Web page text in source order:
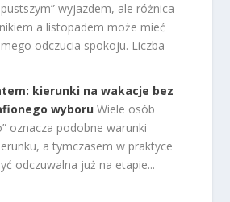
wyjazdem, ale różnica
a listopadem może mieć
odczucia spokoju. Liczba
kierunki na wakacje bez
wyboru Wiele osób
oznacza podobne warunki
a tymczasem w praktyce
odczuwalna już na etapie...